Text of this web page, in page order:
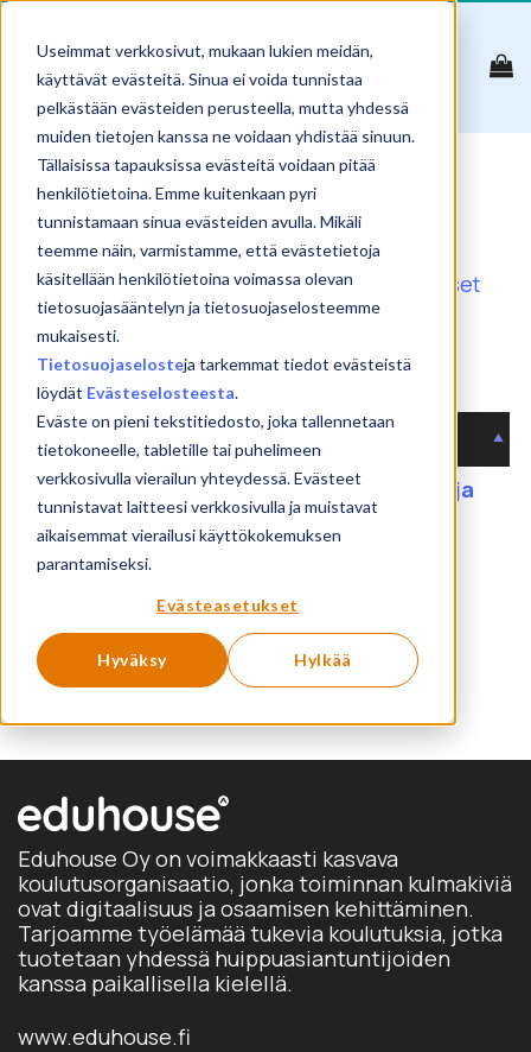
Useimmat verkkosivut, mukaan lukien meidän,
käyttävät evästeitä. Sinua ei voida tunnistaa
pelkästään evästeiden perusteella, mutta yhdessä
muiden tietojen kanssa ne voidaan yhdistää sinuun.
Tällaisissa tapauksissa evästeitä voidaan pitää
henkilötietoina. Emme kuitenkaan pyri
tunnistamaan sinua evästeiden avulla. Mikäli
teemme näin, varmistamme, että evästetietoja
käsitellään henkilötietoina voimassa olevan
tietosuojasääntelyn ja tietosuojaselosteemme
mukaisesti.
Tietosuojaselosteja tarkemmat tiedot evästeistä
löydät Evästeselosteesta.
Eväste on pieni tekstitiedosto, joka tallennetaan
tietokoneelle, tabletille tai puhelimeen
verkkosivulla vierailun yhteydessä. Evästeet
tunnistavat laitteesi verkkosivulla ja muistavat
aikaisemmat vierailusi käyttökokemuksen
parantamiseksi.
Evästeasetukset
Hyväksy Hylkää
Skip
content
arkistonhallinta
Reset
Show
Search:
NIMI
Päätöksentekoasiakirjojen käsittely ja
julkisuus
Showing 1 to 1 of 1 products
Katso kaikki koulutukset
Eduhouse Oy on voimakkaasti kasvava
koulutusorganisaatio, jonka toiminnan kulmakiviä
ovat digitaalisuus ja osaamisen kehittäminen.
Tarjoamme työelämää tukevia koulutuksia, jotka
tuotetaan yhdessä huippuasiantuntijoiden
kanssa paikallisella kielellä.
www.eduhouse.fi